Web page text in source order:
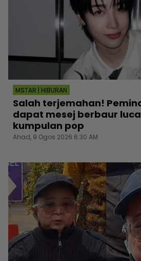
MSTAR | HIBURAN
Salah terjemahan!
dapat mesej berbaur
kumpulan pop
Ahad, 9 Ogos 2026 6:30 AM